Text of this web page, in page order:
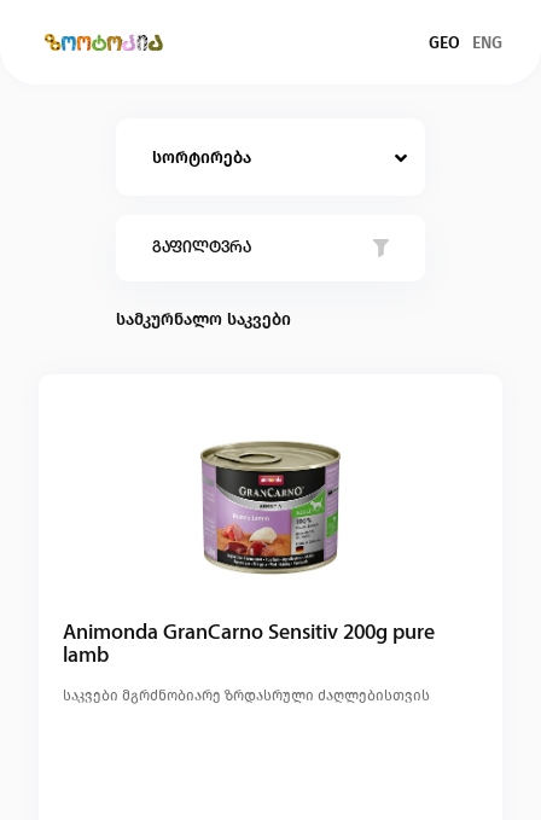
GEO ENG
სამკურნალო საკვები
სორტირება
დასახელება: Z-A
გაფილტვრა
Animonda GranCarno Sensitiv 200g pure
lamb
საკვები მგრძნობიარე ზრდასრული ძაღლებისთვის
ძაღლები
თევზები
წესები და პირობები